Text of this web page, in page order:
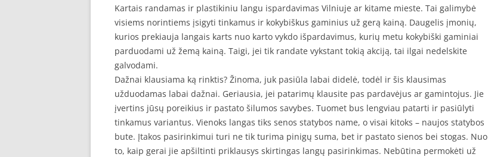
Kartais randamas ir plastikiniu langu ispardavimas Vilniuje ar kitame mieste. Tai galimybė
visiems norintiems įsigyti tinkamus ir kokybiškus gaminius už gerą kainą. Daugelis įmonių,
kurios prekiauja langais karts nuo karto vykdo išpardavimus, kurių metu kokybiški gaminiai
parduodami už žemą kainą. Taigi, jei tik randate vykstant tokią akciją, tai ilgai nedelskite
galvodami.
Dažnai klausiama ką rinktis? Žinoma, juk pasiūla labai didelė, todėl ir šis klausimas
užduodamas labai dažnai. Geriausia, jei patarimų klausite pas pardavėjus ar gamintojus. Jie
įvertins jūsų poreikius ir pastato šilumos savybes. Tuomet bus lengviau patarti ir pasiūlyti
tinkamus variantus. Vienoks langas tiks senos statybos name, o visai kitoks – naujos statybos
bute. Įtakos pasirinkimui turi ne tik turima pinigų suma, bet ir pastato sienos bei stogas. Nuo
to, kaip gerai jie apšiltinti priklausys skirtingas langų pasirinkimas. Nebūtina permokėti už